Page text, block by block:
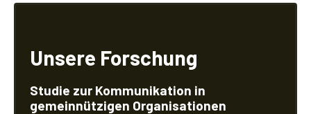
Unsere Forschung
Studie zur Kommunikation in
gemeinnützigen Organisationen